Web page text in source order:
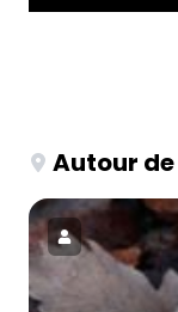
Autour